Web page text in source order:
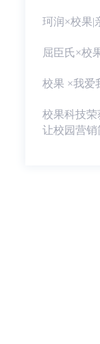
珂润×校果|
屈臣氏×校
校果 ×我爱
校果科技荣
让校园营销